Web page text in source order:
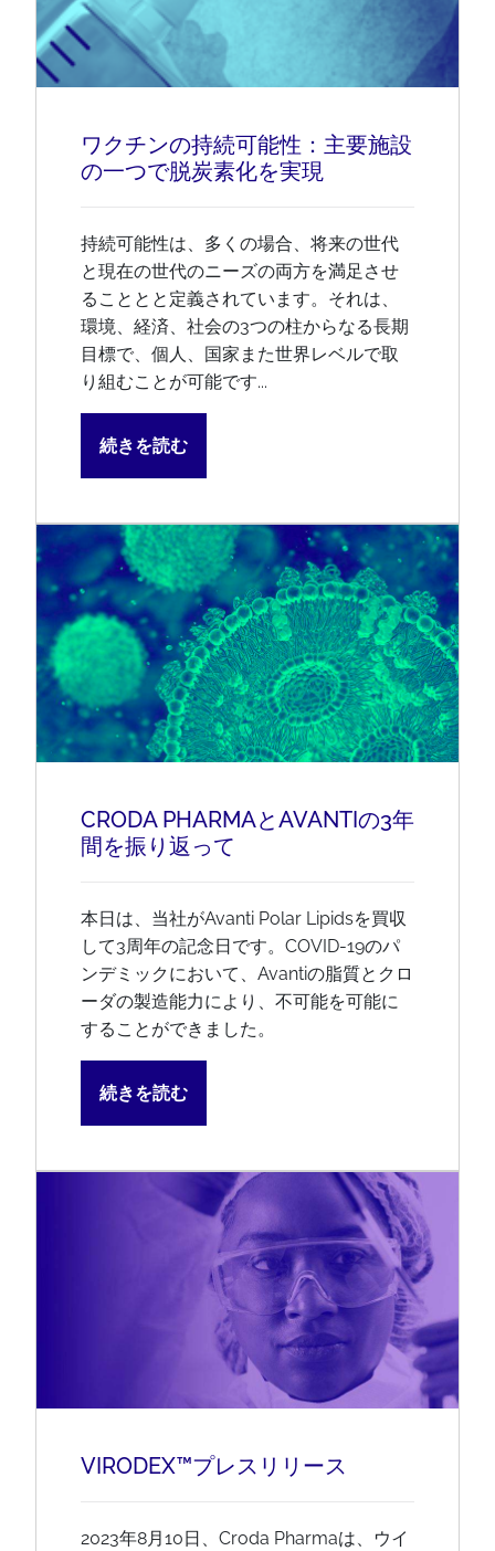
ワクチンの持続可能性：主要施設
の一つで脱炭素化を実現
持続可能性は、多くの場合、将来の世代
と現在の世代のニーズの両方を満足させ
ることとと定義されています。それは、
環境、経済、社会の3つの柱からなる長期
目標で、個人、国家また世界レベルで取
り組むことが可能です...
続きを読む
CRODA PHARMAとAVANTIの3年
間を振り返って
本日は、当社がAvanti Polar Lipidsを買収
して3周年の記念日です。COVID-19のパ
ンデミックにおいて、Avantiの脂質とクロ
ーダの製造能力により、不可能を可能に
することができました。
続きを読む
VIRODEX™プレスリリース
2023年8月10日、Croda Pharmaは、ウイ